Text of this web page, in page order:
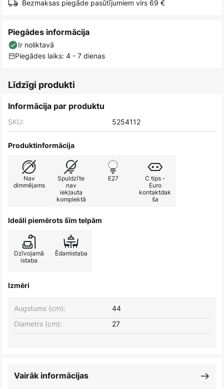
Bezmaksas piegāde pasūtījumiem virs 69 €
Piegādes informācija
Ir noliktavā
Piegādes laiks: 4 - 7 dienas
Līdzīgi produkti
Informācija par produktu
SKU: 5254112
Produktinformācija
Nav
dimmējams
Spuldzīte
nav
iekļauta
komplektā
E27
C tips -
Euro
kontaktdak
ša
Ideāli piemērots šīm telpām
Dzīvojamā
istaba
Ēdamistaba
Izmēri
Augstums (cm):
44
Diametrs (cm):
27
Vairāk informācijas